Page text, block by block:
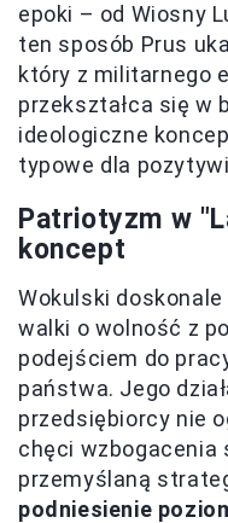
epoki – od Wiosny
ten sposób Prus
który z militarnego
przekształca się w
ideologiczne
typowe dla
Patriotyzm w
koncept
Wokulski doskonale
walki o wolność z
podejściem do
państwa. Jego
przedsiębiorcy nie
chęci wzbogacenia
przemyślaną
podniesienie